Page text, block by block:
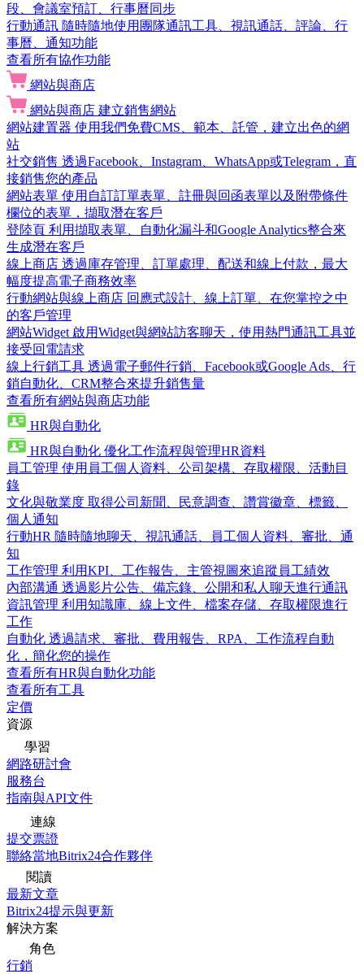
段、會議室預訂、行事曆同步
行動通訊 隨時隨地使用團隊通訊工具、視訊通話、評論、行
事曆、通知功能
查看所有協作功能
網站與商店
網站與商店 建立銷售網站
網站建置器 使用我們免費CMS、範本、託管，建立出色的網
站
社交銷售 透過Facebook、Instagram、WhatsApp或Telegram，直
接銷售您的產品
網站表單 使用自訂訂單表單、註冊與回函表單以及附帶條件
欄位的表單，擷取潛在客戶
登陸頁 利用擷取表單、自動化漏斗和Google Analytics整合來
生成潛在客戶
線上商店 透過庫存管理、訂單處理、配送和線上付款，最大
幅度提高電子商務效率
行動網站與線上商店 回應式設計、線上訂單、在您掌控之中
的客戶管理
網站Widget 啟用Widget與網站訪客聊天，使用熱門通訊工具並
接受回電請求
線上行銷工具 透過電子郵件行銷、Facebook或Google Ads、行
銷自動化、CRM整合來提升銷售量
查看所有網站與商店功能
HR與自動化
HR與自動化 優化工作流程與管理HR資料
員工管理 使用員工個人資料、公司架構、存取權限、活動目
錄
文化與敬業度 取得公司新聞、民意調查、讚賞徽章、標籤、
個人通知
行動HR 隨時隨地聊天、視訊通話、員工個人資料、審批、通
知
工作管理 利用KPI、工作報告、主管視圖來追蹤員工績效
內部溝通 透過影片公告、備忘錄、公開和私人聊天進行通訊
資訊管理 利用知識庫、線上文件、檔案存儲、存取權限進行
工作
自動化 透過請求、審批、費用報告、RPA、工作流程自動
化，簡化您的操作
查看所有HR與自動化功能
查看所有工具
定價
資源
學習
網路研討會
服務台
指南與API文件
連線
提交票證
聯絡當地Bitrix24合作夥伴
閱讀
最新文章
Bitrix24提示與更新
解決方案
角色
行銷